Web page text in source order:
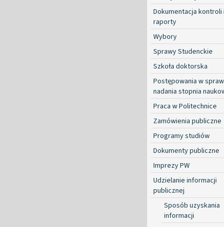
Dokumentacja kontroli i
raporty
Wybory
Sprawy Studenckie
Szkoła doktorska
Postępowania w
nadania stopnia
Praca w Politechnice
Zamówienia publiczne
Programy studiów
Dokumenty publiczne
Imprezy PW
Udzielanie informacji
publicznej
Sposób uzyskania
informacji